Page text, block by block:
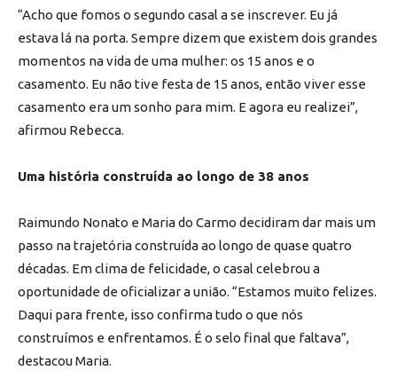
“Acho que fomos o segundo casal a se inscrever. Eu já
estava lá na porta. Sempre dizem que existem dois grandes
momentos na vida de uma mulher: os 15 anos e o
casamento. Eu não tive festa de 15 anos, então viver esse
casamento era um sonho para mim. E agora eu realizei”,
afirmou Rebecca.
Uma história construída ao longo de 38 anos
Raimundo Nonato e Maria do Carmo decidiram dar mais um
passo na trajetória construída ao longo de quase quatro
décadas. Em clima de felicidade, o casal celebrou a
oportunidade de oficializar a união. “Estamos muito felizes.
Daqui para frente, isso confirma tudo o que nós
construímos e enfrentamos. É o selo final que faltava”,
destacou Maria.